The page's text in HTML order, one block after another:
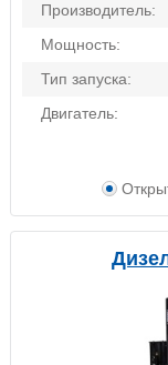
Производитель:
Мощность:
Тип запуска:
Двигатель: